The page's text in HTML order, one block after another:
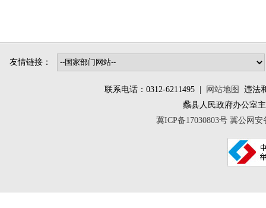
友情链接：
联系电话：0312-6211495 | 网站地图
违法
蠡县人民政府办公
冀ICP备17030803号 冀公网安